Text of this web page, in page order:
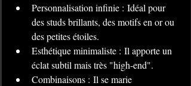
Personnalisation infinie : Idéal pour
des studs brillants, des motifs en or ou
des petites étoiles.
Esthétique minimaliste : Il apporte un
éclat subtil mais très "high-end".
Combinaisons : Il se marie